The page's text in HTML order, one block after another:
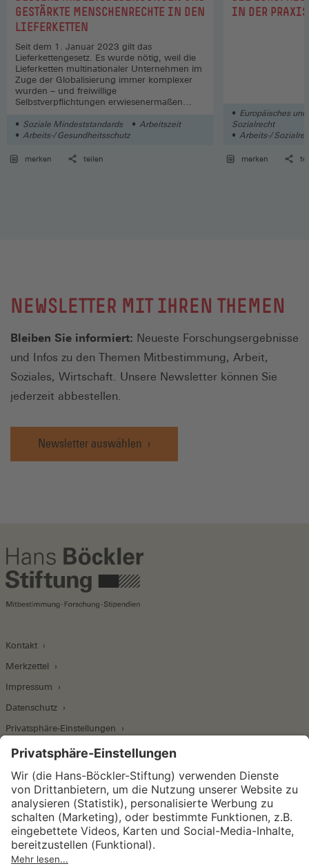
GESTÄRKTE MENSCHENRECHTE IN DEN
LIEFERKETTEN
Seit dem 1. Januar 2023 gilt das
Lieferkettengesetz. Es wurde nötig, weil die
Lieferketten multinationaler Unternehmen im
Zuge der Globalisierung immer komplexer
wurden – und freiwillige
Selbstverpflichtungen erwiesenermaßen
Soziale Mindeststandards
Arbeitszeit
Arbeits-/ Gesundheitsschutz
merken teilen
IN DER PRAXIS
Europäisches
Sozialrecht
Arbeits-/
merken
NEWSLETTER MIT IHREN THEMEN
Bleiben Sie informiert: Neueste Forschungsergebnisse
und Infos zu den Themen Mitbestimmung, Arbeit,
Soziales, Wirtschaft. Unsere Newsletter können Sie
jederzeit abbestellen.
Newsletter auswählen
Kontakt
Merkzettel
Impressum
Datenschutz
Privatsphäre-Einstellungen
Wirtschafts- und Sozialwissenschaftliches Institut
Institut für Makroökonomie und
Konjunkturforschung